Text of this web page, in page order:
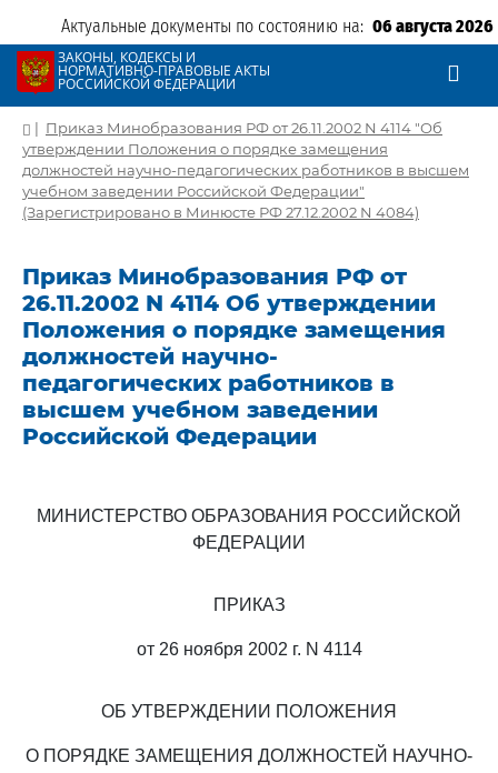
Актуальные документы по состоянию на: 06 августа 2026
ЗАКОНЫ, КОДЕКСЫ И
НОРМАТИВНО-ПРАВОВЫЕ АКТЫ
РОССИЙСКОЙ ФЕДЕРАЦИИ
| Приказ Минобразования РФ от 26.11.2002 N 4114 "Об
утверждении Положения о порядке замещения
должностей научно-педагогических работников в высшем
учебном заведении Российской Федерации"
(Зарегистрировано в Минюсте РФ 27.12.2002 N 4084)
Приказ Минобразования РФ от
26.11.2002 N 4114 Об утверждении
Положения о порядке замещения
должностей научно-
педагогических работников в
высшем учебном заведении
Российской Федерации
МИНИСТЕРСТВО ОБРАЗОВАНИЯ РОССИЙСКОЙ
ФЕДЕРАЦИИ
ПРИКАЗ
от 26 ноября 2002 г. N 4114
ОБ УТВЕРЖДЕНИИ ПОЛОЖЕНИЯ
О ПОРЯДКЕ ЗАМЕЩЕНИЯ ДОЛЖНОСТЕЙ НАУЧНО-